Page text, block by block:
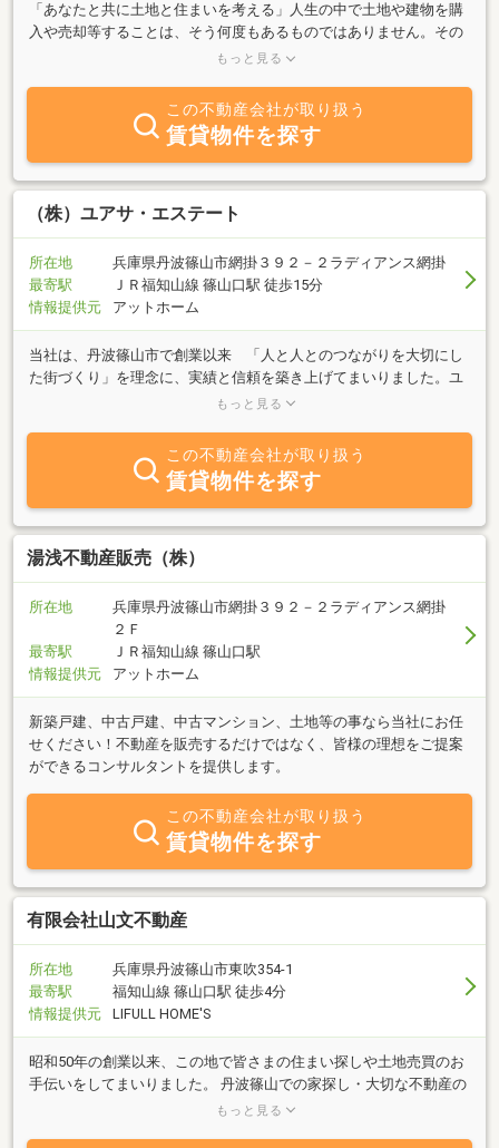
「あなたと共に土地と住まいを考える」人生の中で土地や建物を購
入や売却等することは、そう何度もあるものではありません。その
貴重な時をお客様と一緒に考え、ご提案ができればと思っておりま
んでまいりました。これからもこの変わりゆく丹波篠山市と共に地
元に根付いた企業としての健全経営を心がけOnlyOneを目指してい
もっと見る
この不動産会社が取り扱う
賃貸物件を探す
（株）ユアサ・エステート
所在地
兵庫県丹波篠山市網掛３９２－２ラディアンス網掛
最寄駅
ＪＲ福知山線 篠山口駅 徒歩15分
情報提供元
アットホーム
当社は、丹波篠山市で創業以来 「人と人とのつながりを大切にし
た街づくり」を理念に、実績と信頼を築き上げてまいりました。ユ
アサ・エステ－トは丹波篠山市、丹波市を中心に街づくりをお手伝
や、新たにこの街にいらっしゃる人々とのつながりを大切に、より
よい街づくりを目指してまいります。
もっと見る
この不動産会社が取り扱う
賃貸物件を探す
湯浅不動産販売（株）
所在地
兵庫県丹波篠山市網掛３９２－２ラディアンス網掛
２Ｆ
最寄駅
ＪＲ福知山線 篠山口駅
情報提供元
アットホーム
新築戸建、中古戸建、中古マンション、土地等の事なら当社にお任
せください！不動産を販売するだけではなく、皆様の理想をご提案
ができるコンサルタントを提供します。
この不動産会社が取り扱う
賃貸物件を探す
有限会社山文不動産
所在地
兵庫県丹波篠山市東吹354-1
最寄駅
福知山線 篠山口駅 徒歩4分
情報提供元
LIFULL HOME'S
昭和50年の創業以来、この地で皆さまの住まい探しや土地売買のお
手伝いをしてまいりました。 丹波篠山での家探し・大切な不動産の
売却など、皆さまの安心な暮らしのお手伝いができたらと考えてお
もっと見る